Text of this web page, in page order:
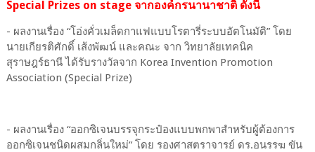
Special Prizes on stage จากองค์กรนานาชาติ ดังนี้
- ผลงานเรื่อง “โอ่งคั่วเมล็ดกาแฟแบบโรตารี่ระบบอัตโนมัติ” โดย
นายเกียรติศักดิ์ เส้งพัฒน์ และคณะ จาก วิทยาลัยเทคนิค
สุราษฎร์ธานี ได้รับรางวัลจาก Korea Invention Promotion
Association (Special Prize)
- ผลงานเรื่อง “ออกซิเจนบรรจุกระป๋องแบบพกพาสำหรับผู้ต้องการ
ออกซิเจนชนิดผสมกลิ่นใหม่” โดย รองศาสตราจารย์ ดร.อนรรฆ ขัน